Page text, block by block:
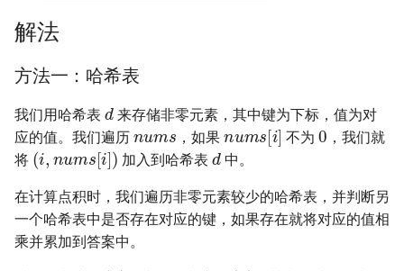
26. 树的子结构
27. 二叉树的镜像
28. 对称的二叉树
29. 顺时针打印矩阵
30. 包含 min 函数的栈
31. 栈的压入、弹出序列
点
24. 反转链表
25. 链表中的两数相加
26. 重排链表
4.4. 检查平衡性
4.5. 合法二叉搜索树
4.6. 后继者
解法
方法一：哈希表
我们用哈希表
来存储非零元素，其中键为下标，值为对
应的值。我们遍历
nums
，如果
nums[i]
不为
0
，我们就
将
(i,nums[i])
加入到哈希表
d
中。
在计算点积时，我们遍历非零元素较少的哈希表，并判断另
一个哈希表中是否存在对应的键，如果存在就将对应的值相
乘并累加到答案中。
O ( n) O ( n)